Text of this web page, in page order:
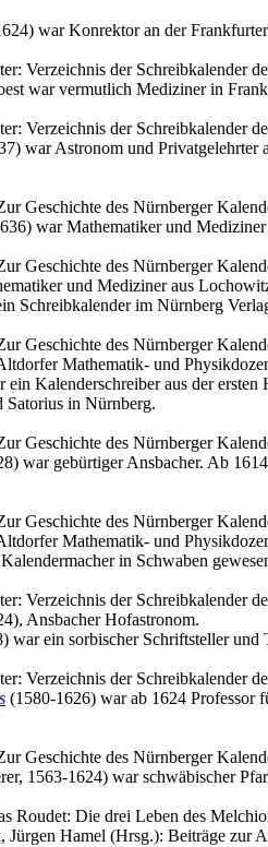
war Konrektor an der
Verzeichnis der Schreibkalender
war vermutlich Mediziner in
Verzeichnis der Schreibkalender
war Astronom und Privatgelehrter
Geschichte des Nürnberger
war Mathematiker und
Geschichte des Nürnberger
und Mediziner aus
Schreibkalender im Nürnberg
Geschichte des Nürnberger
Mathematik- und
ein Kalenderschreiber aus der ersten
Satorius in Nürnberg.
Geschichte des Nürnberger
war gebürtiger Ansbacher. Ab
Geschichte des Nürnberger
Mathematik- und
in Schwaben
Verzeichnis der Schreibkalender
Ansbacher Hofastronom.
war ein sorbischer Schriftsteller und
Verzeichnis der Schreibkalender
(1580-1626) war ab 1624 Professor
Geschichte des Nürnberger
1563-1624) war schwäbischer
Roudet: Die drei Leben des
Hamel (Hrsg.): Beiträge zur